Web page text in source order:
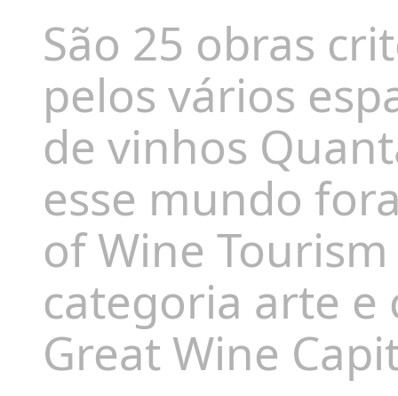
São 25 obras
pelos vários
de vinhos
esse mundo
of Wine
categoria arte
Great Wine